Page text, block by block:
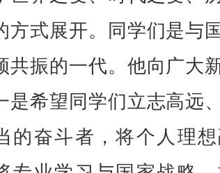
方式展开。同学们是与
共振的一代。他向广大
是希望同学们立志高远
的奋斗者，将个人理